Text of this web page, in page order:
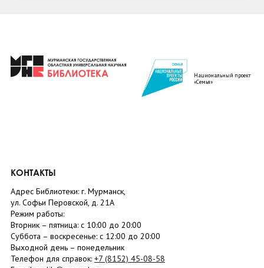
Национальный проект
«Семья»
КОНТАКТЫ
Адрес Библиотеки: г. Мурманск,
ул. Софьи Перовской, д. 21А
Режим работы:
Вторник – пятница: с 10:00 до 20:00
Суббота – воскресенье: c 12:00 до 20:00
Выходной день – понедельник
Телефон для справок: +7 (8152) 45-08-58